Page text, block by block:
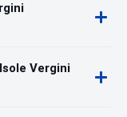
Vergini